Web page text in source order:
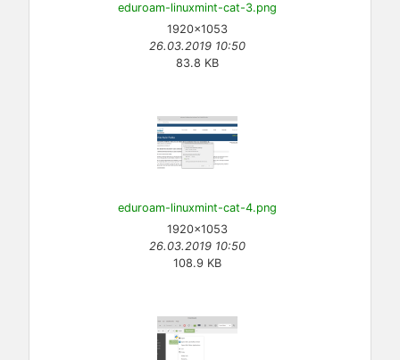
eduroam-linuxmint-cat-3.png
1920×1053
26.03.2019 10:50
83.8 KB
eduroam-linuxmint-cat-4.png
1920×1053
26.03.2019 10:50
108.9 KB